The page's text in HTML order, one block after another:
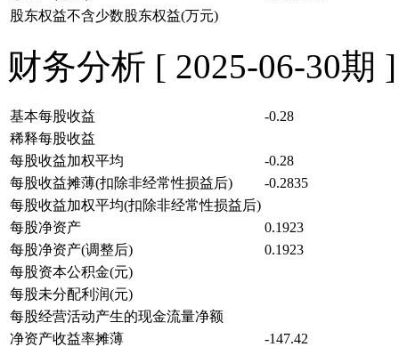
股东权益不含少数股东权益(万元)
财务分析 [ 2025-06-30期 ]
基本每股收益
-0.28
稀释每股收益
每股收益加权平均
-0.28
每股收益摊薄(扣除非经常性损益后)
-0.2835
每股收益加权平均(扣除非经常性损益后)
每股净资产
0.1923
每股净资产(调整后)
0.1923
每股资本公积金(元)
每股未分配利润(元)
每股经营活动产生的现金流量净额
净资产收益率摊薄
-147.42